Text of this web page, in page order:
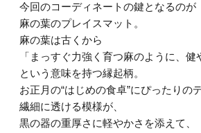
今回のコーディネートの鍵となるのが
麻の葉のプレイスマット。
麻の葉は古くから
「まっすぐ力強く育つ麻のように、健
という意味を持つ縁起柄。
お正月の“はじめの食卓”にぴったりの
繊細に透ける模様が、
黒の器の重厚さに軽やかさを添えて、